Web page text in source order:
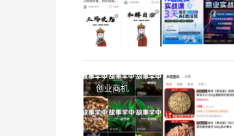
创业商机